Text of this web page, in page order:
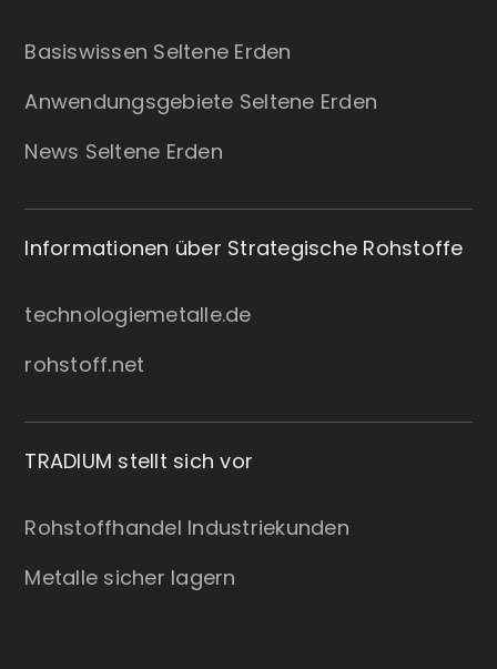
Basiswissen Seltene Erden
Anwendungsgebiete Seltene Erden
News Seltene Erden
Informationen über Strategische Rohstoffe
technologiemetalle.de
rohstoff.net
TRADIUM stellt sich vor
Rohstoffhandel Industriekunden
Metalle sicher lagern